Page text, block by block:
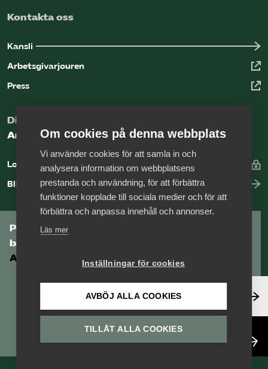
Kontakta oss
Kansli
Arbetsgivarjouren
Press
Digital kunskapsbank för arbetsgivare
Arbetsgivarguiden
Logga in
Bli medlem
Prenumerera på Tågföretagens
branschnyhetsbrev
Aktuell info direkt i din inkorg.
Anmäl dig här
Om cookies på denna webbplats
Vi använder cookies för att samla in och
analysera information om webbplatsens
prestanda och användning, för att förbättra
funktioner kopplade till sociala medier och för att
förbättra och anpassa innehåll och annonser.
Läs mer
Inställningar för cookies
AVBÖJ ALLA COOKIES
TILLÅT ALLA COOKIES